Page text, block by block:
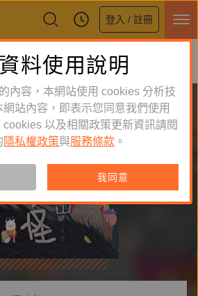
登入 / 註冊
APP上線
，即刻下載
料使用說明
內容，本網站使用 cookies 分析技
站內容，即表示您同意我們使用
以及相關政策更新資訊請閱
隱私權政策與服務條款 。
我同意